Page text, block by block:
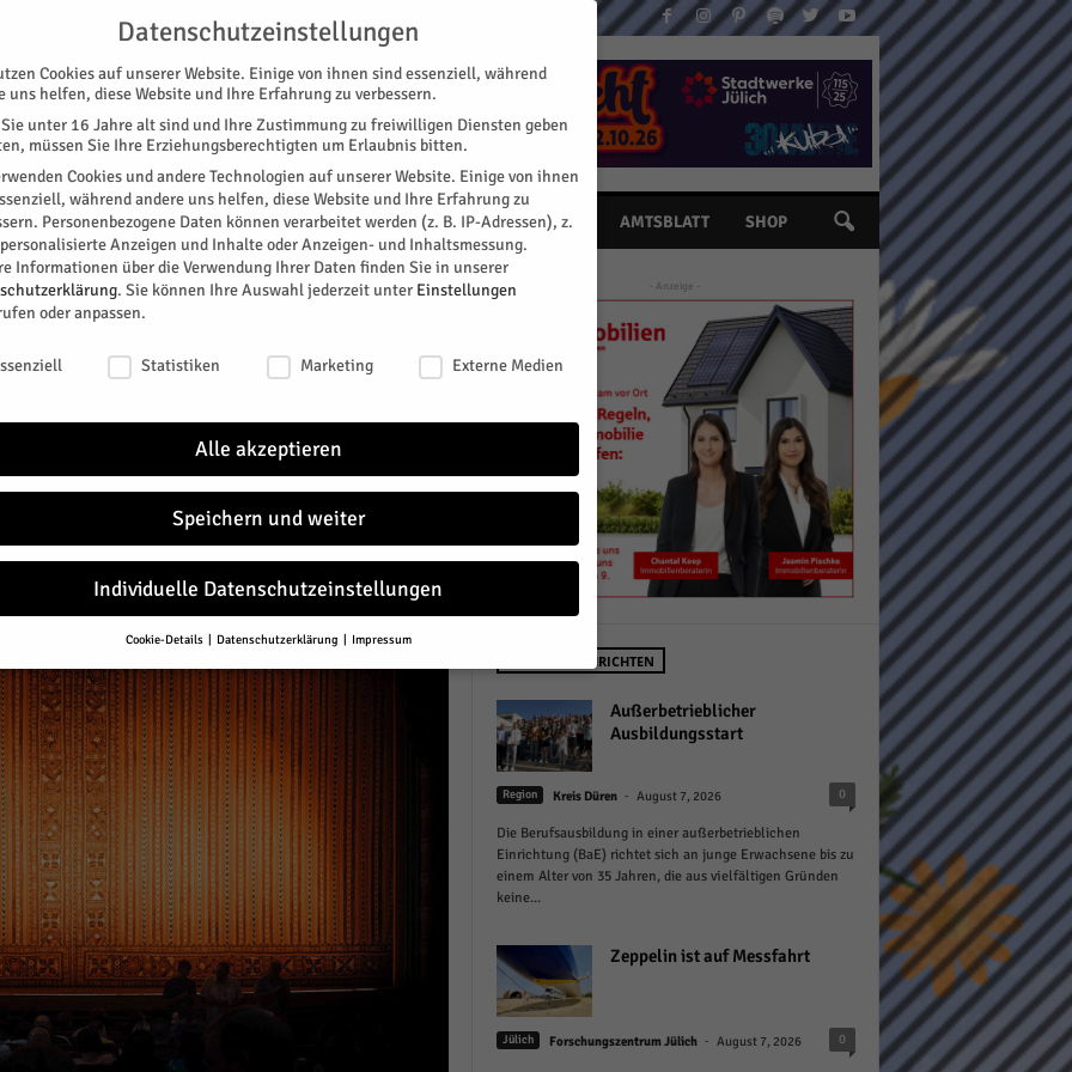
KONTAKT
SPEZIAL E-PAPER KINO GALERIE TERMINE AMTSBLATT SHOP
Herbstferien zur Theaterwerkstatt
- Anzeige -
NEUSTE NACHRICHTEN
Außerbetrieblicher
Ausbildungsstart
Region Kreis Düren - August 7, 2026 0
Die Berufsausbildung in einer außerbetrieblichen
Einrichtung (BaE) richtet sich an junge Erwachsene bis zu
einem Alter von 35 Jahren, die aus vielfältigen Gründen
keine...
Zeppelin ist auf Messfahrt
Jülich Forschungszentrum Jülich - August 7, 2026 0
Datenschutzeinstellungen
Cookies auf unserer Website. Einige von ihnen sind essenziell, während
uns helfen, diese Website und Ihre Erfahrung zu verbessern.
unter 16 Jahre alt sind und Ihre Zustimmung zu freiwilligen Diensten geben
müssen Sie Ihre Erziehungsberechtigten um Erlaubnis bitten.
Cookies und andere Technologien auf unserer Website. Einige von ihnen
während andere uns helfen, diese Website und Ihre Erfahrung zu
Personenbezogene Daten können verarbeitet werden (z. B. IP-Adressen), z.
Anzeigen und Inhalte oder Anzeigen- und Inhaltsmessung.
Informationen über die Verwendung Ihrer Daten finden Sie in unserer
. Sie können Ihre Auswahl jederzeit unter Einstellungen
oder anpassen.
Statistiken Marketing Externe Medien
Alle akzeptieren
Speichern und weiter
Individuelle Datenschutzeinstellungen
Cookie-Details Datenschutzerklärung Impressum
Datenschutzeinstellungen
Sie unter 16 Jahre alt sind und Ihre Zustimmung zu freiwilligen Diensten geben
müssen Sie Ihre Erziehungsberechtigten um Erlaubnis bitten.
Cookies und andere Technologien auf unserer Website. Einige von ihnen
während andere uns helfen, diese Website und Ihre Erfahrung zu
Personenbezogene Daten können verarbeitet werden (z. B. IP-Adressen), z.
personalisierte Anzeigen und Inhalte oder Anzeigen- und Inhaltsmessung.
Informationen über die Verwendung Ihrer Daten finden Sie in unserer
.
Sie eine Übersicht über alle verwendeten Cookies. Sie können Ihre
zu ganzen Kategorien geben oder sich weitere Informationen anzeigen
und so nur bestimmte Cookies auswählen.
akzeptieren
und weiter
Zurück